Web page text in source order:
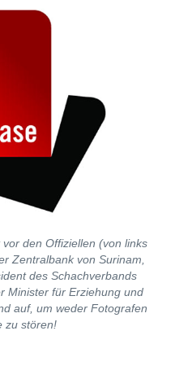
den Offiziellen (von links
Zentralbank von Surinam,
des Schachverbands
Minister für Erziehung und
auf, um weder Fotografen
zu stören!